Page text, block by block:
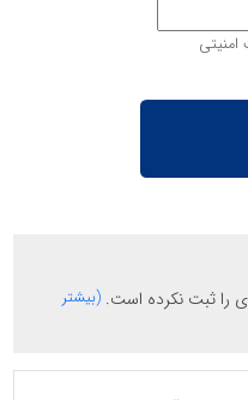
امنیتی
را ثبت نکرده است. (بیشتر